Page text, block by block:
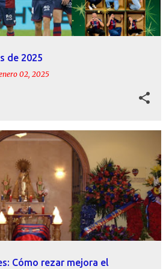
de 2025
02, 2025
Cómo rezar mejora el